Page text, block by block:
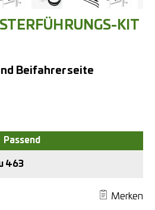
KIT
Beifahrerseite
463
Merken